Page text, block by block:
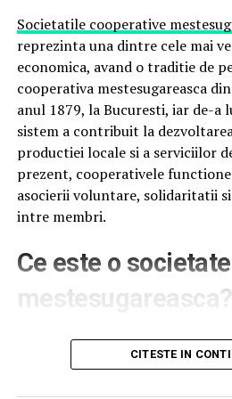
Cu toții suntem conștienți că
iar containerele din PVC nu
un container care îți spune
sau care își ajustează lumina în
SF? Ei bine, nu este! Unele
temperatură și umiditate,
telefon, ca să ai control total
plus, este perfect pentru
sensibile, cum ar fi echipamente
Mai mult, integrarea panourilor
devine tot mai populară.
energetic. Și dacă vrei să duci
nivel, există containere cu
Societatile cooperative
reprezinta una dintre cele mai
economica, avand o traditie de
cooperativa mestesugareasca
anul 1879, la Bucuresti, iar de-a
sistem a contribuit la
productiei locale si a serviciilor
prezent, cooperativele
asocierii voluntare, solidaritatii
intre membri.
Ce este o
mestesugareasca?
O societate cooperativa
organizatie economica in care
CITESTE IN